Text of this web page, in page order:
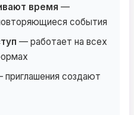
время —
события
— работает на всех
приглашения создают